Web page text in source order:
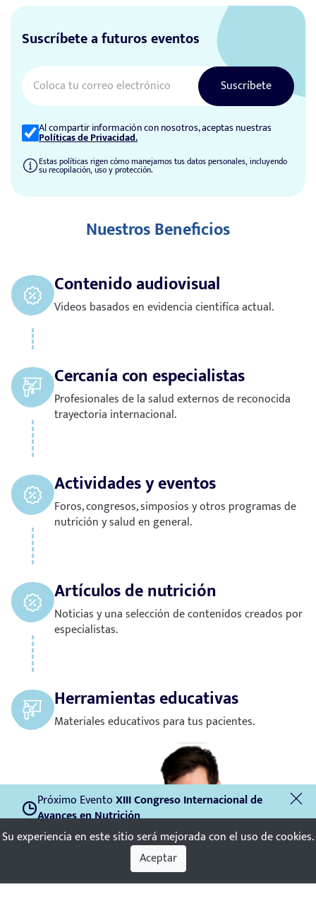
Próximo EventoXIII Congreso Internacional de
Avances en Nutrición
0 Ver evento
Suscríbete a futuros eventos
Suscríbete
Al compartir información con nosotros, aceptas nuestras
Políticas de Privacidad.
Estas políticas rigen cómo manejamos tus datos personales, incluyendo
su recopilación, uso y protección.
Nuestros Beneficios
Contenido audiovisual
Videos basados en evidencia cientifíca actual.
Cercanía con especialistas
Profesionales de la salud externos de reconocida
trayectoria internacional.
Actividades y eventos
Foros, congresos, simposios y otros programas de
nutrición y salud en general.
Artículos de nutrición
Noticias y una selección de contenidos creados por
especialistas.
Herramientas educativas
Materiales educativos para tus pacientes.
Su experiencia en este sitio será mejorada con el uso de cookies.
Aceptar